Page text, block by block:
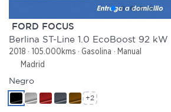
FORD FOCUS
Berlina ST-Line 1.0 EcoBoost 92 kW
2018 105.000kms Gasolina
Manual
Madrid
Negro
+2